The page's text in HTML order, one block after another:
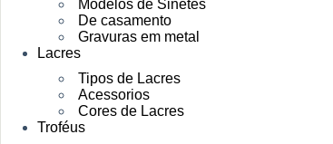
Modelos de Sinetes
De casamento
Gravuras em metal
Lacres
Tipos de Lacres
Acessorios
Cores de Lacres
Troféus